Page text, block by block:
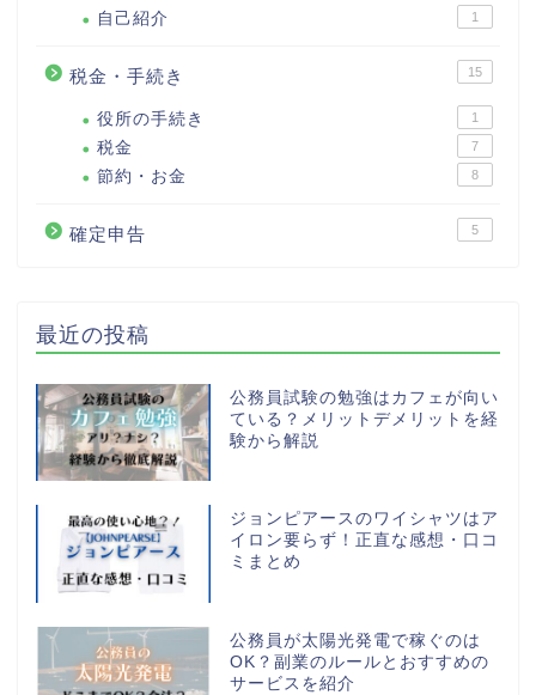
自己紹介 1
税金・手続き 15
役所の手続き 1
税金 7
節約・お金 8
確定申告 5
最近の投稿
公務員試験の勉強はカフェが向い
ている？メリットデメリットを経
験から解説
ジョンピアースのワイシャツはア
イロン要らず！正直な感想・口コ
ミまとめ
公務員が太陽光発電で稼ぐのは
OK？副業のルールとおすすめの
サービスを紹介